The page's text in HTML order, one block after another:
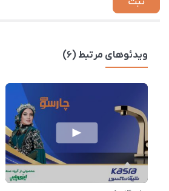
ویدئوهای مرتبط (6)